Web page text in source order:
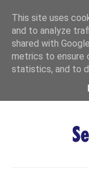
This site uses
and to analyze
shared with
metrics to ensure
statistics, and to